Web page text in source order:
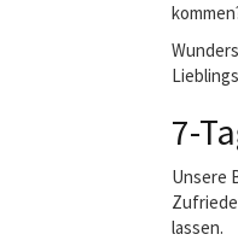
7-
Unsere
lassen.